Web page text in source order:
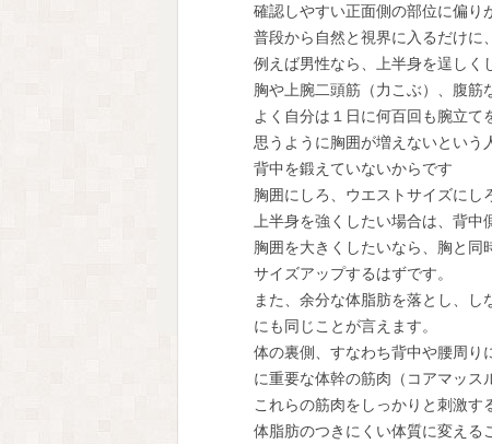
確認しやすい正面側の部位に偏りが
普段から自然と視界に入るだけに、
例えば男性なら、上半身を逞しくし
胸や上腕二頭筋（力こぶ）、腹筋な
よく自分は１日に何百回も腕立て
思うように胸囲が増えないという
背中を鍛えていないからです
胸囲にしろ、ウエストサイズにしろ
上半身を強くしたい場合は、背中側
胸囲を大きくしたいなら、胸と同
サイズアップするはずです。
また、余分な体脂肪を落とし、し
にも同じことが言えます。
体の裏側、すなわち背中や腰周り
に重要な体幹の筋肉（コアマッスル
これらの筋肉をしっかりと刺激する
体脂肪のつきにくい体質に変えるこ